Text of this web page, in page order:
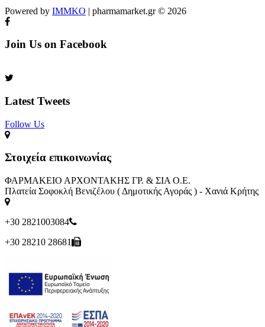
Powered by IMMKO | pharmamarket.gr © 2026
Join Us on Facebook
Latest Tweets
Follow Us​
Στοιχεία επικοινωνίας
ΦΑΡΜΑΚΕΙΟ ΑΡΧΟΝΤΑΚΗΣ ΓΡ. & ΣΙΑ Ο.Ε.
Πλατεία Σοφοκλή Βενιζέλου ( Δημοτικής Αγοράς ) - Χανιά Κρήτης
+30 2821003084
+30 28210 28681